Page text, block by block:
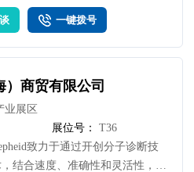
硅凝胶穴位贴，磨脚贴、游泳私
、创口贴/创可贴、肚脐贴、三
、三九贴、鸡眼贴、穴位贴、膏
、膏药托、等;""1、医用PU膜胶
、硅凝胶卷材、医用无纺胶布、医
刺布胶布，等； 2、硅凝胶穴位
，磨脚贴、游泳私密贴、创口贴/
可贴、肚脐贴、三伏贴、三九贴、
一键拨号
）商贸有限公司
业展区
展位号：
T36
致力于通过开创分子诊断技
结合速度、准确性和灵活性，提